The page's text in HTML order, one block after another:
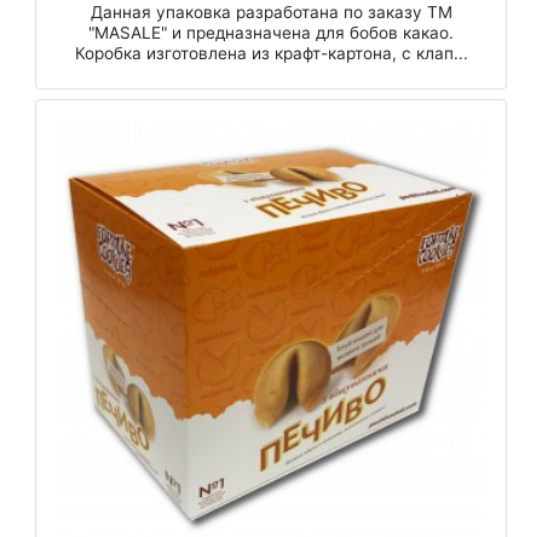
Данная упаковка разработана по заказу ТМ
"MASALE" и предназначена для бобов какао.
Коробка изготовлена из крафт-картона, с клап...